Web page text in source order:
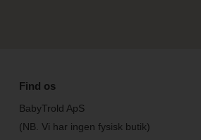
Find os
BabyTrold ApS
(NB. Vi har ingen fysisk butik)